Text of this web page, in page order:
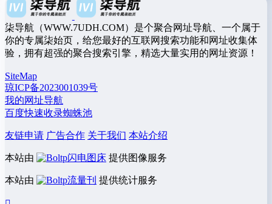
柒导航（WWW.7UDH.COM）是个聚合网址导航、一个属于
你的专属柒始页，给您最好的互联网搜索功能和网址收集体
验，拥有超强的聚合搜索引擎，精选大量实用的网址资源！
SiteMap
琼ICP备2023001039号
我的网址导航
百度快速收录蜘蛛池
友链申请 广告合作 关于我们 本站介绍
本站由 闪电图床 提供图像服务
本站由 流量刊 提供统计服务